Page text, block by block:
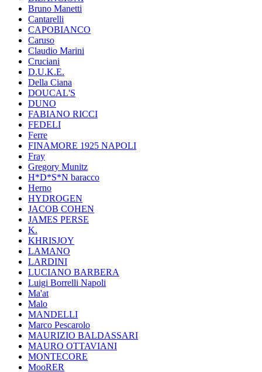
Bruno Manetti
Cantarelli
CAPOBIANCO
Caruso
Claudio Marini
Cruciani
D.U.K.E.
Della Ciana
DOUCAL'S
DUNO
FABIANO RICCI
FEDELI
Ferre
FINAMORE 1925 NAPOLI
Fray
Gregory Munitz
H*D*S*N baracco
Herno
HYDROGEN
JACOB COHEN
JAMES PERSE
K.
KHRISJOY
LAMANO
LARDINI
LUCIANO BARBERA
Luigi Borrelli Napoli
Ma'at
Malo
MANDELLI
Marco Pescarolo
MAURIZIO BALDASSARI
MAURO OTTAVIANI
MONTECORE
MooRER